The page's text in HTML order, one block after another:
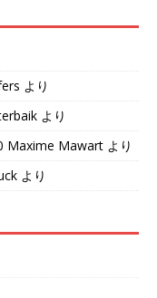
より
より
Maxime Mawart より
より